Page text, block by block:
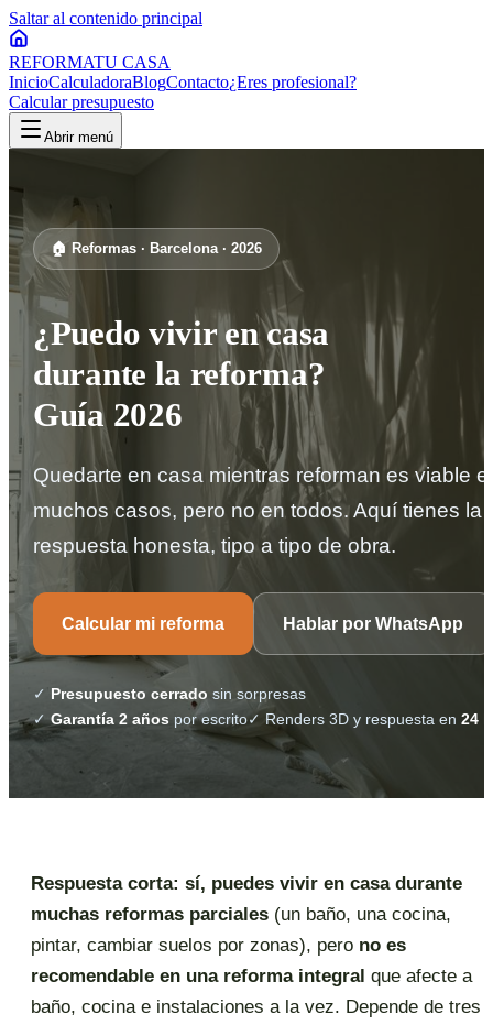
Saltar al contenido principal
REFORMATU CASA
InicioCalculadoraBlogContacto¿Eres profesional?
Calcular presupuesto
Abrir menú
🏠 Reformas · Barcelona · 2026
¿Puedo vivir en casa
durante la reforma?
Guía 2026
Quedarte en casa mientras reforman es viable
muchos casos, pero no en todos. Aquí tienes la
respuesta honesta, tipo a tipo de obra.
Calcular mi reforma Hablar por WhatsApp
✓ Presupuesto cerrado sin sorpresas
✓Garantía 2 años por escrito✓ Renders 3D y respuesta en 24 h
Respuesta corta: sí, puedes vivir en casa durante
muchas reformas parciales (un baño, una cocina,
pintar, cambiar suelos por zonas), pero no es
recomendable en una reforma integral que afecte a
baño, cocina e instalaciones a la vez. Depende de tres